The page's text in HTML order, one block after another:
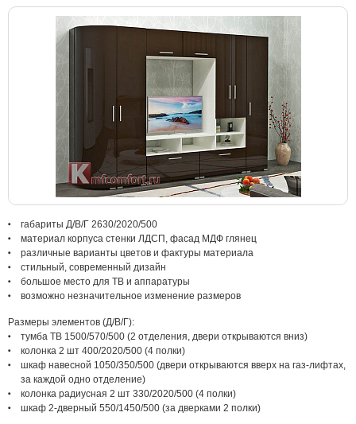
габариты Д/В/Г 2630/2020/500
материал корпуса стенки ЛДСП, фасад МДФ глянец
различные варианты цветов и фактуры материала
стильный, современный дизайн
большое место для ТВ и аппаратуры
возможно незначительное изменение размеров
Размеры элементов (Д/В/Г):
тумба ТВ 1500/570/500 (2 отделения, двери открываются вниз)
колонка 2 шт 400/2020/500 (4 полки)
шкаф навесной 1050/350/500 (двери открываются вверх на газ-лифтах,
за каждой одно отделение)
колонка радиусная 2 шт 330/2020/500 (4 полки)
шкаф 2-дверный 550/1450/500 (за дверками 2 полки)